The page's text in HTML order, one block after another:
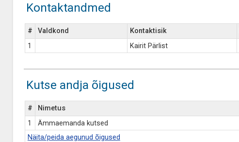
Kontaktandmed
# Valdkond Kontaktisik
1
Kairit Pärlist
Kutse andja õigused
# Nimetus
1
Ämmaemanda kutsed
Näita/peida aegunud õigused